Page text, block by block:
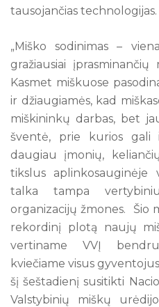
tausojančias technologijas.
„Miško sodinimas –
gražiausiai
Kasmet miškuose
ir džiaugiamės, kad
miškininkų darbas, bet
šventė, prie kurios gali
daugiau įmonių,
tikslus aplinkosauginėje
talka tampa
organizacijų žmones. Šio
rekordinį plotą naujų
vertiname VVĮ
kviečiame visus
šį šeštadienį susitikti
Valstybinių miškų